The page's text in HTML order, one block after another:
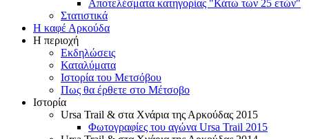
Αποτελέσματα κατηγορίας "Κάτω των 25 ετών"
Στατιστικά
Η καφέ Αρκούδα
Η περιοχή
Εκδηλώσεις
Καταλύματα
Ιστορία του Μετσόβου
Πως θα έρθετε στο Μέτσοβο
Ιστορία
Ursa Trail & στα Χνάρια της Αρκούδας 2015
Φωτογραφίες του αγώνα Ursa Trail 2015